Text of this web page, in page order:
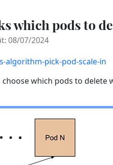
which pods to
08/07/2024
algorithm-pick-pod-scale-in
which pods to